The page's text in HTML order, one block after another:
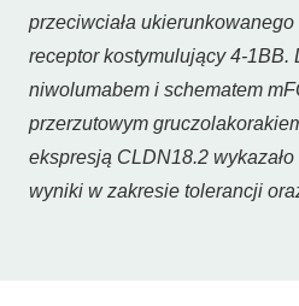
przeciwciała
receptor kostymulujący 4-1BB.
niwolumabem i schematem
przerzutowym
ekspresją CLDN18.2
wyniki w zakresie tolerancji